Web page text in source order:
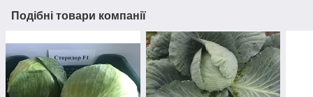
Подібні товари компанії